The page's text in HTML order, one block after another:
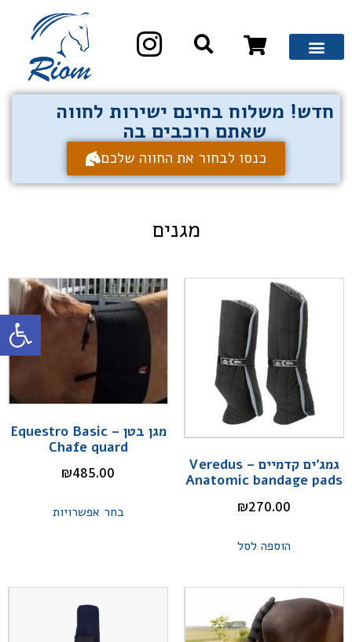
פתח
חדש! משלוח בחינם ישירות לחווה
שאתם רוכבים בה
כנסו לבחור את החווה שלכם
מגנים
גמג'ים קדמיים – Veredus
Anatomic bandage pads
₪270.00
הוספה לסל
מגן בטן – Equestro Basic
Chafe quard
₪485.00
בחר אפשרויות